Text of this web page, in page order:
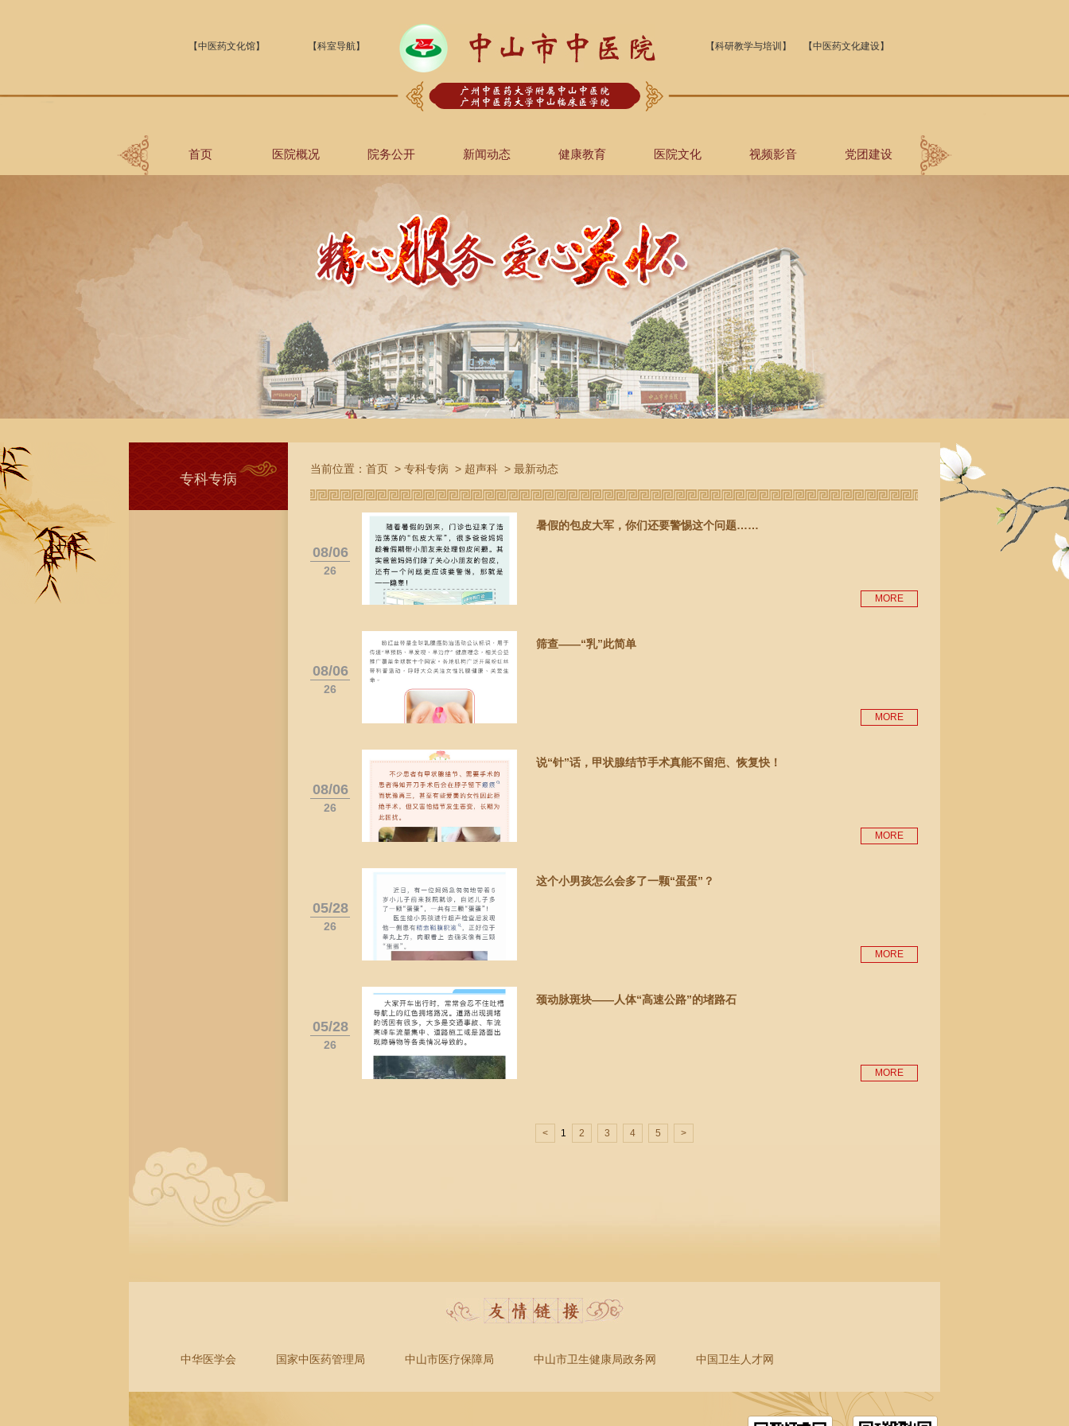
【中医药文化馆】 【科室导航】 【科研教学与培训】 【中医药文化建设】
首页 医院概况 院务公开 新闻动态 健康教育 医院文化 视频影音 党团建设
专科专病
当前位置： 首页 > 专科专病 > 超声科 > 最新动态
08/06
26
暑假的包皮大军，你们还要警惕这个问题……
MORE
08/06
26
筛查——“乳”此简单
MORE
08/06
26
说“针”话，甲状腺结节手术真能不留疤、恢复快！
MORE
05/28
26
这个小男孩怎么会多了一颗“蛋蛋”？
MORE
05/28
26
颈动脉斑块——人体“高速公路”的堵路石
MORE
< 1 2 3 4 5 >
中华医学会 国家中医药管理局 中山市医疗保障局 中山市卫生健康局政务网 中国卫生人才网